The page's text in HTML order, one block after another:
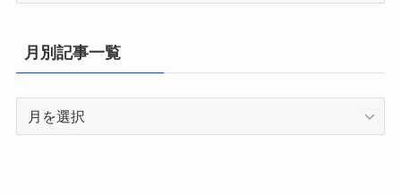
県
別
一
月別記事一覧